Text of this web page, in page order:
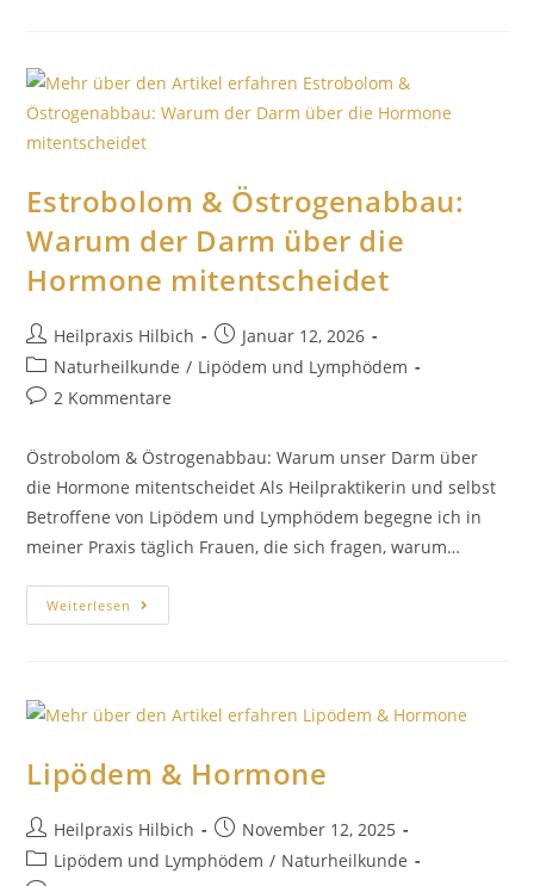
Estrobolom & Östrogenabbau:
Warum der Darm über die
Hormone mitentscheidet
Heilpraxis Hilbich
Januar 12, 2026
Naturheilkunde / Lipödem und Lymphödem
2 Kommentare
Östrobolom & Östrogenabbau: Warum unser Darm über
die Hormone mitentscheidet Als Heilpraktikerin und selbst
Betroffene von Lipödem und Lymphödem begegne ich in
meiner Praxis täglich Frauen, die sich fragen, warum…
Weiterlesen
Lipödem & Hormone
Heilpraxis Hilbich
November 12, 2025
Lipödem und Lymphödem / Naturheilkunde